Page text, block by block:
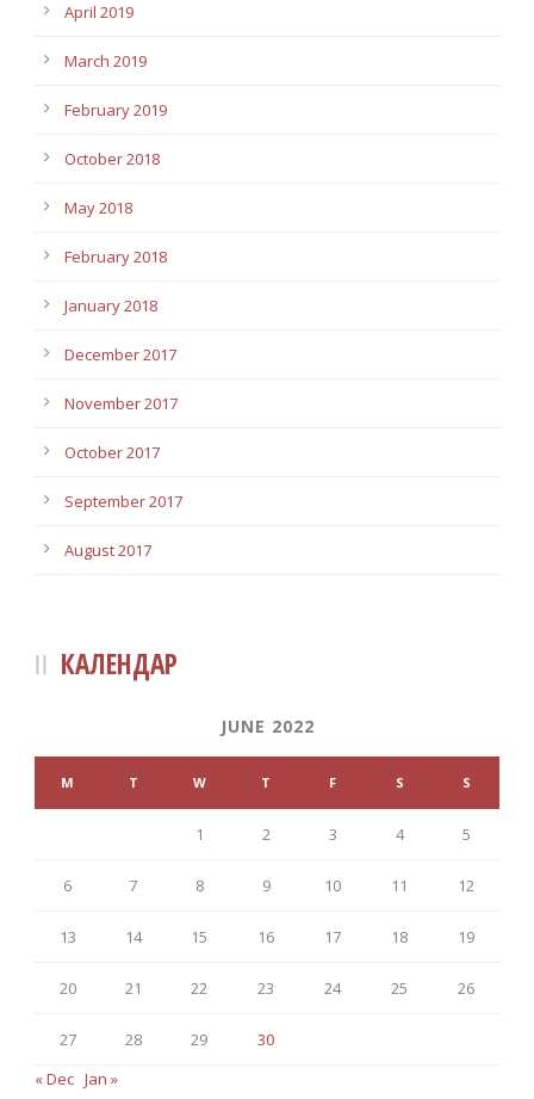
April 2019
March 2019
February 2019
October 2018
May 2018
February 2018
January 2018
December 2017
November 2017
October 2017
September 2017
August 2017
КАЛЕНДАР
JUNE 2022
M T W T F S S
1 2 3 4 5
6 7 8 9 10 11 12
13 14 15 16 17 18 19
20 21 22 23 24 25 26
27 28 29
30
« Dec Jan »